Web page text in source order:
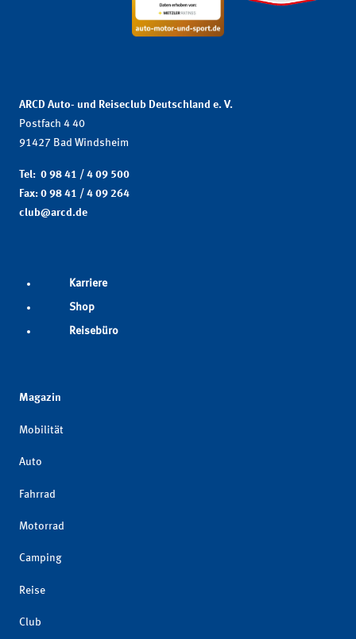
ARCD Auto- und Reiseclub Deutschland e. V.
Postfach 4 40
91427 Bad Windsheim
Tel: 0 98 41 / 4 09 500
Fax: 0 98 41 / 4 09 264
club@arcd.de
Karriere
Shop
Reisebüro
Magazin
Mobilität
Auto
Fahrrad
Motorrad
Camping
Reise
Club